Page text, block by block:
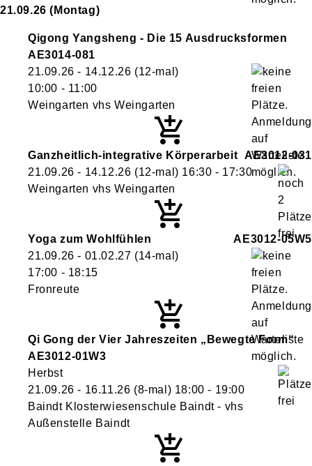
21.09.26 (Montag)
Qigong Yangsheng - Die 15 Ausdrucksformen
AE3014-081
21.09.26 - 14.12.26 (12-mal)
10:00 - 11:00
Weingarten vhs Weingarten
Ganzheitlich-integrative Körperarbeit AE3012-031
21.09.26 - 14.12.26 (12-mal) 16:30 - 17:30
Weingarten vhs Weingarten
Yoga zum Wohlfühlen
AE3012-05W5
21.09.26 - 01.02.27 (14-mal)
17:00 - 18:15
Fronreute
Qi Gong der Vier Jahreszeiten „Bewegte Form“
AE3012-01W3
Herbst
21.09.26 - 16.11.26 (8-mal) 18:00 - 19:00
Baindt Klosterwiesenschule Baindt - vhs
Außenstelle Baindt